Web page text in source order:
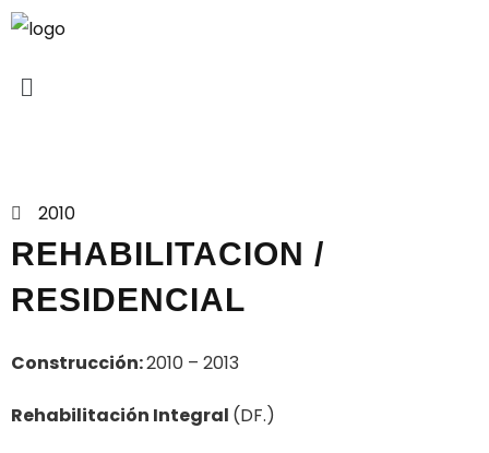
2010
REHABILITACION /
RESIDENCIAL
Construcción:2010 – 2013
Rehabilitación Integral (DF.)